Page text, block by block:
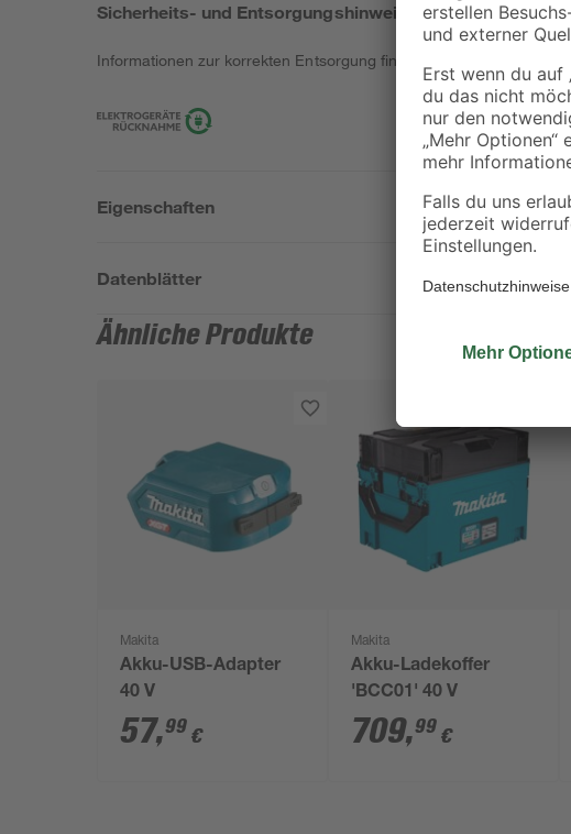
Sicherheits- und Entsorgungshinweise
Informationen zur korrekten Entsorgung findest du
Eigenschaften
Datenblätter
Ähnliche Produkte
Makita
Akku-USB-Adapter
40 V
57,99 €
Makita
Akku-Ladekoffer
'BCC01' 40 V
709,99 €